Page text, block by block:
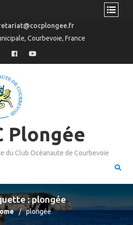
Courbevoie, France
Plongée
du Club Océanaute de Courbevoie
:plongée
plongée